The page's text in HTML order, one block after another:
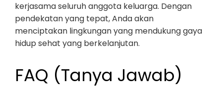
kerjasama seluruh anggota keluarga. Dengan
pendekatan yang tepat, Anda akan
menciptakan lingkungan yang mendukung gaya
hidup sehat yang berkelanjutan.
FAQ (Tanya Jawab)